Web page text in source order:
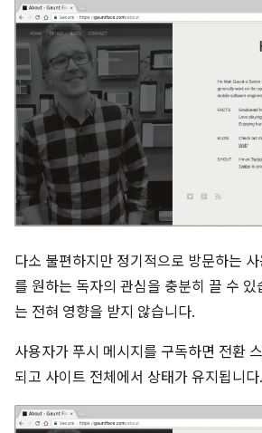
다소 불편하지만 정기적으로 방문하는
를 원하는 독자의 관심을 충분히 끌 수
는 전혀 영향을 받지 않습니다.
사용자가 푸시 메시지를 구독하면 전환
되고 사이트 전체에서 상태가 유지됩니다.